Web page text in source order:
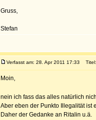
Gruss,
Stefan
Verfasst am: 28. Apr 2011 17:33 Titel:
Moin,
nein ich fass das alles natürlich
Aber eben der Punkto Illegalität ist
Daher der Gedanke an Ritalin u.ä.